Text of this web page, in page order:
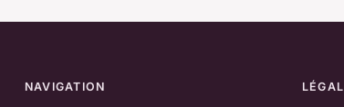
NAVIGATION LÉGAL